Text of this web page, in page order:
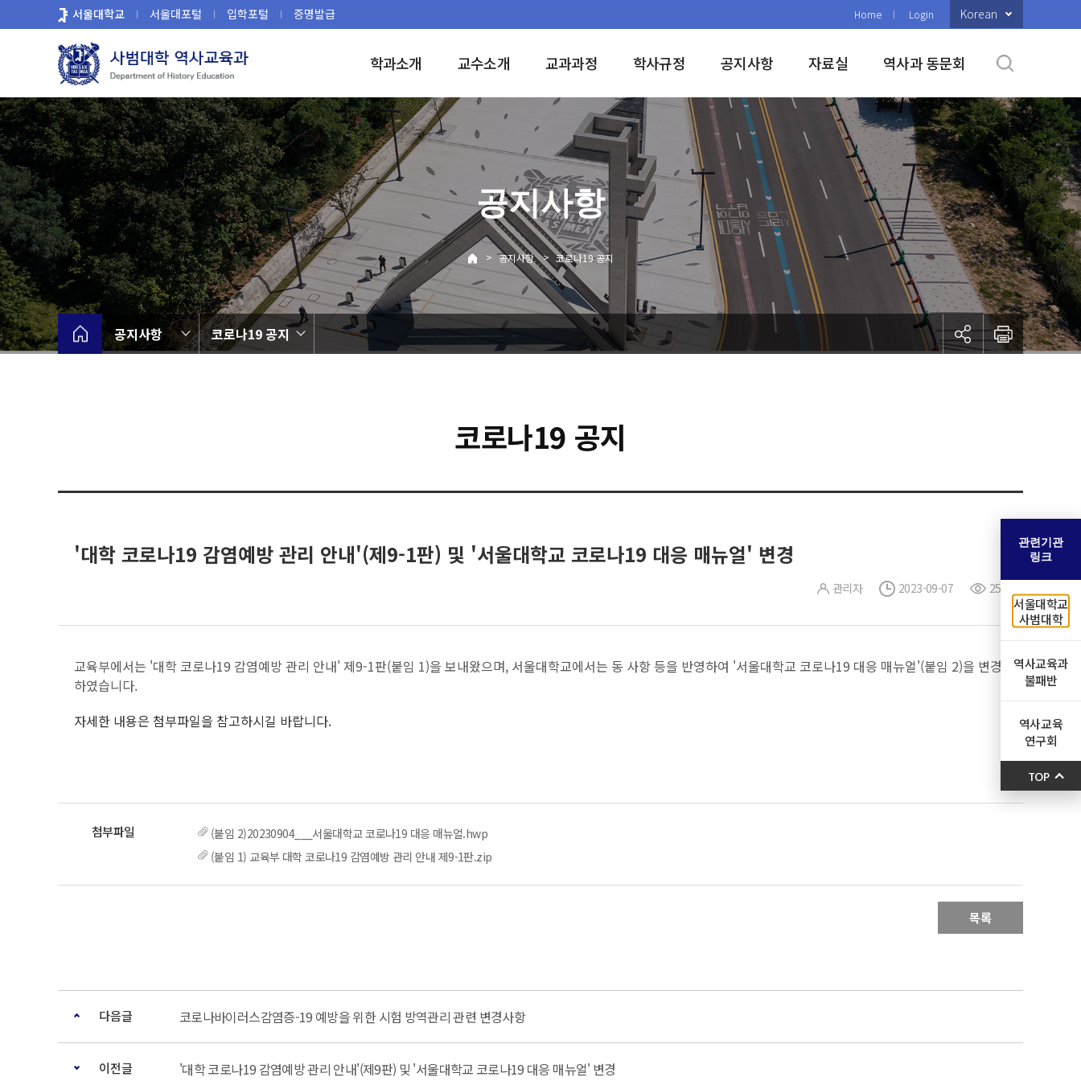
로
뉴
서울대학교 서울대포털 입학포털 증명발급 Home Login Korean
학과소개 교수소개 교과과정 학사규정 공지사항 자료실 역사과 동문회
공지사항
> 공지사항 > 코로나19 공지
공지사항 코로나19 공지
코로나19 공지
'대학 코로나19 감염예방 관리 안내'(제9-1판) 및 '서울대학교 코로나19 대응 매뉴얼' 변경
관리자 2023-09-07 258
교육부에서는 '대학 코로나19 감염예방 관리 안내' 제9-1판(붙임 1)을 보내왔으며, 서울대학교에서는 동 사항 등을 반영하여 '서울대학교 코로나19 대응 매뉴얼'(붙임 2)을 변경
하였습니다.
자세한 내용은 첨부파일을 참고하시길 바랍니다.
(붙임 2)20230904___서울대학교 코로나19 대응 매뉴얼.hwp
(붙임 1) 교육부 대학 코로나19 감염예방 관리 안내 제9-1판.zip
목록
다음글 코로나바이러스감염증-19 예방을 위한 시험 방역관리 관련 변경사항
이전글 '대학 코로나19 감염예방 관리 안내'(제9판) 및 '서울대학교 코로나19 대응 매뉴얼' 변경
관련기관
링크
서울대학교
사범대학
역사교육과
불패반
역사교육
연구회
TOP